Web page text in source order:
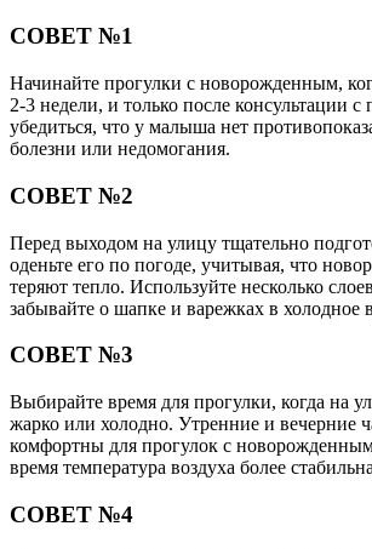
СОВЕТ №1
Начинайте прогулки с новорожденным,
2-3 недели, и только после консультации
убедиться, что у малыша нет
болезни или недомогания.
СОВЕТ №2
Перед выходом на улицу тщательно
оденьте его по погоде, учитывая, что
теряют тепло. Используйте несколько
забывайте о шапке и варежках в холодное
СОВЕТ №3
Выбирайте время для прогулки, когда на
жарко или холодно. Утренние и вечерние
комфортны для прогулок с
время температура воздуха более
СОВЕТ №4